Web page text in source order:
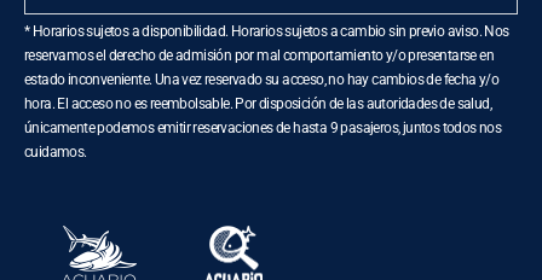
* Horarios sujetos a disponibilidad. Horarios sujetos a cambio sin previo aviso. Nos
reservamos el derecho de admisión por mal comportamiento y/o presentarse en
estado inconveniente. Una vez reservado su acceso, no hay cambios de fecha y/o
hora. El acceso no es reembolsable. Por disposición de las autoridades de salud,
únicamente podemos emitir reservaciones de hasta 9 pasajeros, juntos todos nos
cuidamos.